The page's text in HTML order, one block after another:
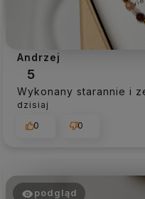
Andrzej
5
Wykonany starannie i
dzisiaj
0
0
podgląd